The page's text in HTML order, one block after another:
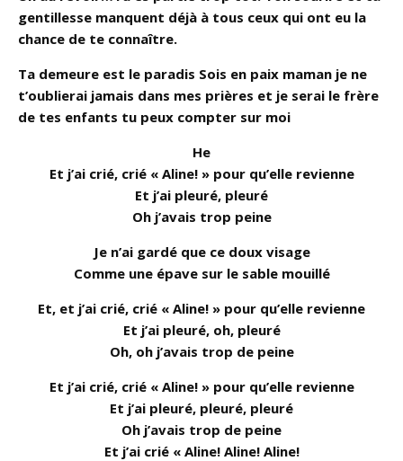
gentillesse manquent déjà à tous ceux qui ont eu la
chance de te connaître.
Ta demeure est le paradis Sois en paix maman je ne
t’oublierai jamais dans mes prières et je serai le frère
de tes enfants tu peux compter sur moi
He
Et j’ai crié, crié « Aline! » pour qu’elle revienne
Et j’ai pleuré, pleuré
Oh j’avais trop peine
Je n’ai gardé que ce doux visage
Comme une épave sur le sable mouillé
Et, et j’ai crié, crié « Aline! » pour qu’elle revienne
Et j’ai pleuré, oh, pleuré
Oh, oh j’avais trop de peine
Et j’ai crié, crié « Aline! » pour qu’elle revienne
Et j’ai pleuré, pleuré, pleuré
Oh j’avais trop de peine
Et j’ai crié « Aline! Aline! Aline!